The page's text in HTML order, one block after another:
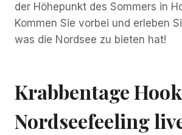
der Höhepunkt des Sommers in
Kommen Sie vorbei und erleben
was die Nordsee zu bieten hat!
Krabbentage
Nordseefeeling